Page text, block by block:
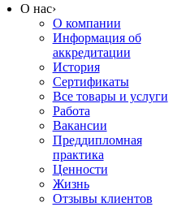
О нас›
О компании
Информация об
аккредитации
История
Сертификаты
Все товары и услуги
Работа
Вакансии
Преддипломная
практика
Ценности
Жизнь
Отзывы клиентов